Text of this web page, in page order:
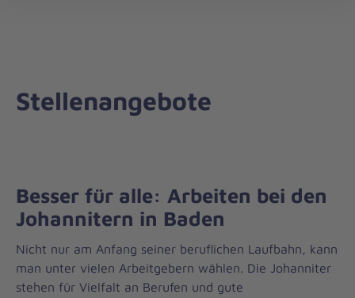
Stellenangebote
Besser für alle: Arbeiten bei den
Johannitern in Baden
Nicht nur am Anfang seiner beruflichen Laufbahn, kann
man unter vielen Arbeitgebern wählen. Die Johanniter
stehen für Vielfalt an Berufen und gute